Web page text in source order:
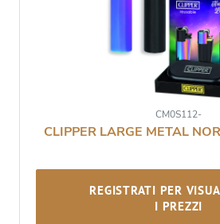
CM0S112-
CLIPPER LARGE METAL
REGISTRATI PER
I PREZZI